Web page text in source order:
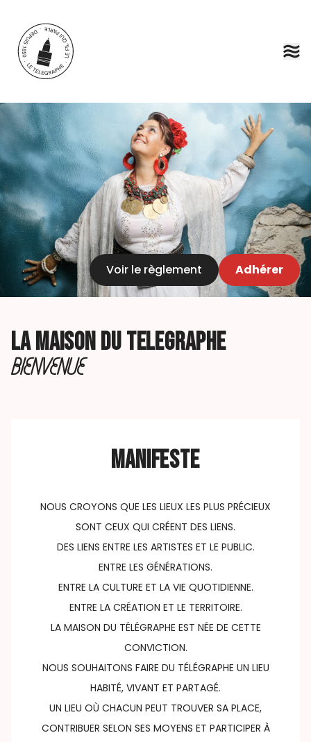
Voir le règlement Adhérer
LA MAISON DU TELEGRAPHE
BIENVENUE
MANIFESTE
NOUS CROYONS QUE LES LIEUX LES PLUS PRÉCIEUX
SONT CEUX QUI CRÉENT DES LIENS.
DES LIENS ENTRE LES ARTISTES ET LE PUBLIC.
ENTRE LES GÉNÉRATIONS.
ENTRE LA CULTURE ET LA VIE QUOTIDIENNE.
ENTRE LA CRÉATION ET LE TERRITOIRE.
LA MAISON DU TÉLÉGRAPHE EST NÉE DE CETTE
CONVICTION.
NOUS SOUHAITONS FAIRE DU TÉLÉGRAPHE UN LIEU
HABITÉ, VIVANT ET PARTAGÉ.
UN LIEU OÙ CHACUN PEUT TROUVER SA PLACE,
CONTRIBUER SELON SES MOYENS ET PARTICIPER À